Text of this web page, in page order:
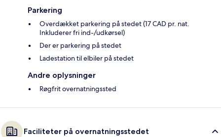
Parkering
Overdækket parkering på stedet (17 CAD pr. nat.
Inkluderer fri ind-/udkørsel)
Der er parkering på stedet
Ladestation til elbiler på stedet
Andre oplysninger
Røgfrit overnatningssted
Faciliteter på overnatningsstedet